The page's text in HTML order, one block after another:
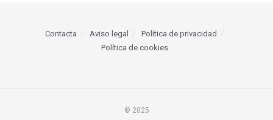
Contacta Aviso legal
Política de privacidad
Política de cookies
© 2025